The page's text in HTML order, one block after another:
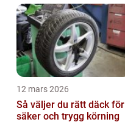
12 mars 2026
Så väljer du rätt däck för
säker och trygg körning